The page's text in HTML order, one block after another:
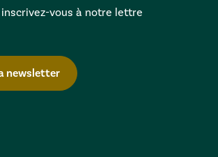
vous à notre lettre
newsletter